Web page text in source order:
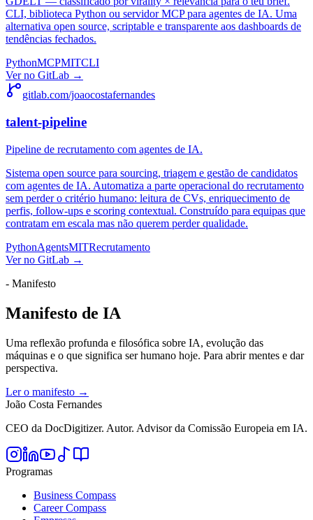
CLI, biblioteca Python ou servidor MCP para agentes de IA. Uma
alternativa open source, scriptable e transparente aos dashboards de
tendências fechados.
PythonMCPMITCLI
Ver no GitLab →
gitlab.com/joaocostafernandes
talent-pipeline
Pipeline de recrutamento com agentes de IA.
Sistema open source para sourcing, triagem e gestão de candidatos
com agentes de IA. Automatiza a parte operacional do recrutamento
sem perder o critério humano: leitura de CVs, enriquecimento de
perfis, follow-ups e scoring contextual. Construído para equipas que
contratam em escala mas não querem perder qualidade.
PythonAgentsMITRecrutamento
Ver no GitLab →
- Manifesto
Manifesto de IA
Uma reflexão profunda e filosófica sobre IA, evolução das
máquinas e o que significa ser humano hoje. Para abrir mentes e dar
perspectiva.
Ler o manifesto →
João Costa Fernandes
CEO da DocDigitizer. Autor. Advisor da Comissão Europeia em IA.
Programas
Business Compass
Career Compass